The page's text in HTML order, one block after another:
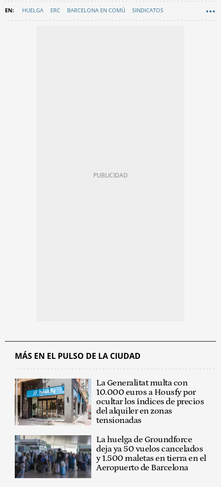
HUELGA ERC BARCELONA EN COMÚ SINDICATOS
MÁS EN EL PULSO DE LA CIUDAD
La Generalitat multa con
10.000 euros a Housfy por
ocultar los índices de precios
del alquiler en zonas
tensionadas
La huelga de Groundforce
deja ya 50 vuelos cancelados
y 1.500 maletas en tierra en el
Aeropuerto de Barcelona